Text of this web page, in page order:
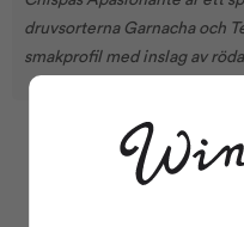
druvsorterna Garnacha och
smakprofil med inslag av